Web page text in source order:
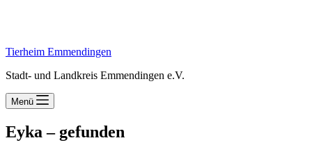
Tierheim Emmendingen
Stadt- und Landkreis Emmendingen e.V.
Menü
Eyka – gefunden